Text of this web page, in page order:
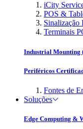
iCity
POS &
Sinalização
Terminais
Industrial Mounting
Periféricos
Fontes de
Soluções
Edge Computing &